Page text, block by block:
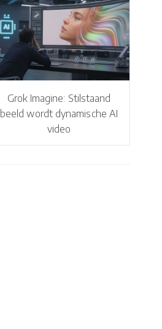
Grok Imagine: Stilstaand
beeld wordt dynamische AI
video